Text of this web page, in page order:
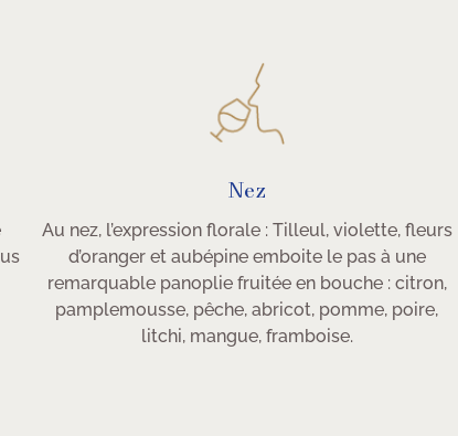
Nez
Au nez, l’expression florale : Tilleul, violette, fleurs
d’oranger et aubépine emboite le pas à une
remarquable panoplie fruitée en bouche : citron,
pamplemousse, pêche, abricot, pomme, poire,
litchi, mangue, framboise.